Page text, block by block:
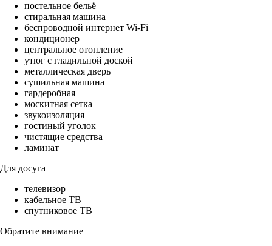
постельное бельё
стиральная машина
беспроводной интернет Wi-Fi
кондиционер
центральное отопление
утюг с гладильной доской
металлическая дверь
сушильная машина
гардеробная
москитная сетка
звукоизоляция
гостиный уголок
чистящие средства
ламинат
Для досуга
телевизор
кабельное ТВ
спутниковое ТВ
Обратите внимание